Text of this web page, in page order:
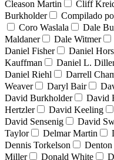
Cleason Martin
Cliff
Burkholder
Compilado
Coro Waslala
Dale
Maldaner
Dale Witmer
Daniel Fisher
Daniel
Kauffman
Daniel L.
Daniel Riehl
Darrell
Weaver
Daryl Bair
David Burkholder
David
Hertzler
David Keeling
David Sensenig
David
Taylor
Delmar Martin
Dennis Torkelson
Denton
Miller
Donald White